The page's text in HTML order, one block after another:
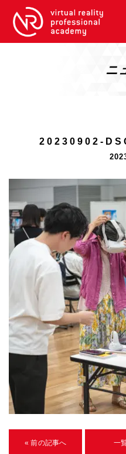
VRアカデミーとは
【2026年10月】ARエキス
【2026年10月】XRプロフ
《リスキリング補助金コース
リスキリング補助金対象コ
《SDGs》
U-15メタバースプログラ
入学案内
受講生紹介
イベント
アクセスマップ
企業向け
ニ
20230902-
« 前の記事へ 一